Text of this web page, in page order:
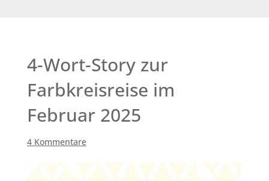
4-Wort-Story zur
Farbkreisreise im
Februar 2025
4 Kommentare